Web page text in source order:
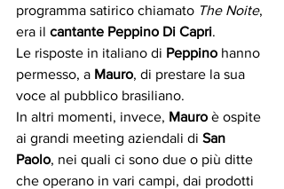
programma satirico chiamato The Noite,
era il cantante Peppino Di Capri.
Le risposte in italiano di Peppino hanno
permesso, a Mauro, di prestare la sua
voce al pubblico brasiliano.
In altri momenti, invece, Mauro è ospite
ai grandi meeting aziendali di San
Paolo, nei quali ci sono due o più ditte
che operano in vari campi, dai prodotti